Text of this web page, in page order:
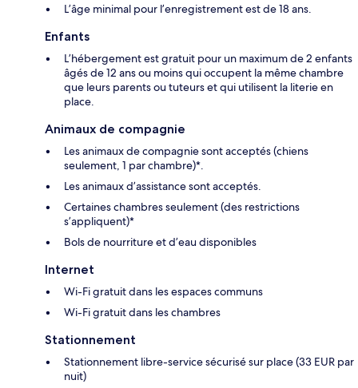
L’âge minimal pour l’enregistrement est de 18 ans.
Enfants
L’hébergement est gratuit pour un maximum de 2 enfants
âgés de 12 ans ou moins qui occupent la même chambre
que leurs parents ou tuteurs et qui utilisent la literie en
place.
Animaux de compagnie
Les animaux de compagnie sont acceptés (chiens
seulement, 1 par chambre)*.
Les animaux d’assistance sont acceptés.
Certaines chambres seulement (des restrictions
s’appliquent)*
Bols de nourriture et d’eau disponibles
Internet
Wi-Fi gratuit dans les espaces communs
Wi-Fi gratuit dans les chambres
Stationnement
Stationnement libre-service sécurisé sur place (33 EUR par
nuit)